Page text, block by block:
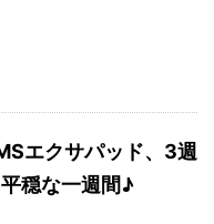
エクサパッド、3週
穏な一週間♪